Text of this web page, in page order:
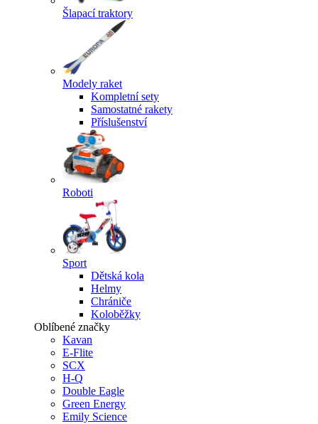
Šlapací traktory
Modely raket
Kompletní sety
Samostatné rakety
Příslušenství
Roboti
Sport
Dětská kola
Helmy
Chrániče
Koloběžky
Oblíbené značky
Kavan
E-Flite
SCX
H-Q
Double Eagle
Green Energy
Emily Science